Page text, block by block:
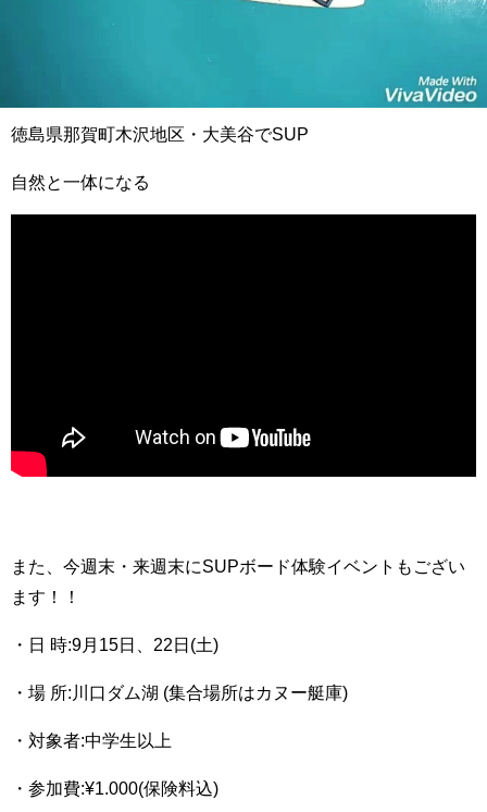
徳島県那賀町木沢地区・大美谷でSUP
自然と一体になる
また、今週末・来週末にSUPボード体験イベントもござい
ます！！
・日 時:9月15日、22日(土)
・場 所:川口ダム湖 (集合場所はカヌー艇庫)
・対象者:中学生以上
・参加費:¥1.000(保険料込)